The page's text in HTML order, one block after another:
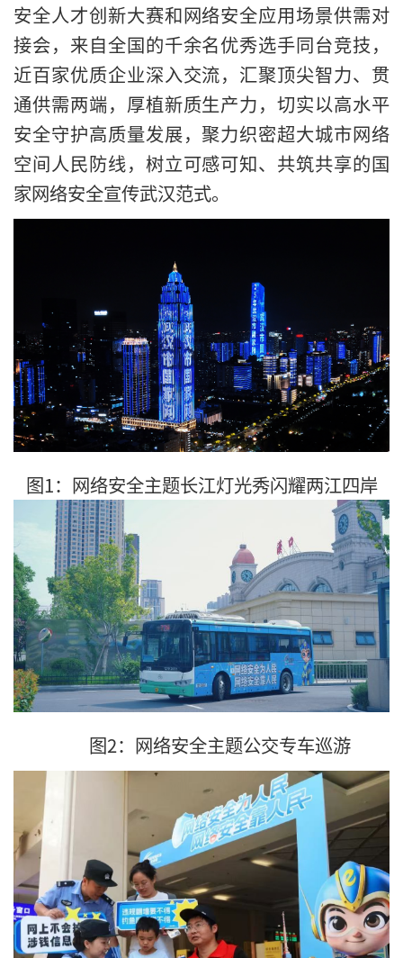
安全人才创新大赛和网络安全应用场景供需对
接会，来自全国的千余名优秀选手同台竞技，
近百家优质企业深入交流，汇聚顶尖智力、贯
通供需两端，厚植新质生产力，切实以高水平
安全守护高质量发展，聚力织密超大城市网络
空间人民防线，树立可感可知、共筑共享的国
家网络安全宣传武汉范式。
图1：网络安全主题长江灯光秀闪耀两江四岸
图2：网络安全主题公交专车巡游